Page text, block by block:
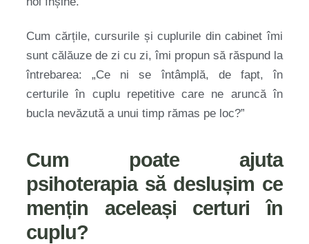
Cum cărțile, cursurile și cuplurile din cabinet îmi
sunt călăuze de zi cu zi, îmi propun să răspund la
întrebarea: „Ce ni se întâmplă, de fapt, în
certurile în cuplu repetitive care ne aruncă în
bucla nevăzută a unui timp rămas pe loc?”
Cum poate ajuta
psihoterapia să deslușim ce
mențin aceleași certuri în
cuplu?